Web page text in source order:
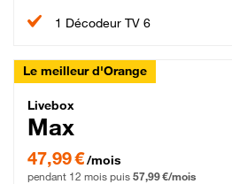
1 Décodeur TV 6
Le meilleur d'Orange
Livebox Max Fibre
Livebox
Max
47,99 € par mois pendant 12 mois puis
47,99 €/mois
pendant 12 mois puis 57,99 €/mois